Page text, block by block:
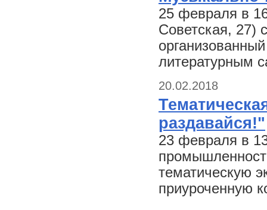
25 февраля в
Советская, 27)
литературным
20.02.2018
раздавайся!"
23 февраля в
тематическую
приуроченную